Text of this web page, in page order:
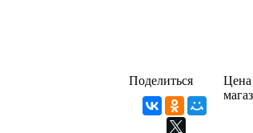
Поделиться
Цена